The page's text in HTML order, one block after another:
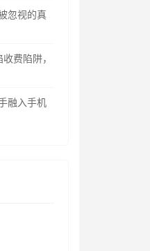
忽视的真
费陷阱，
融入手机